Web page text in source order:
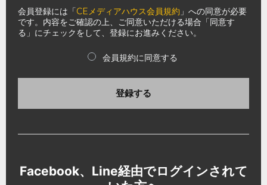
会員登録には「CEメディアハウス会員規約 」への同意が必要
です。内容をご確認の上、ご同意いただける場合「同意す
る」にチェックをして、登録にお進みください。
会員規約に同意する
登録する
Facebook、Line経由でログインされて